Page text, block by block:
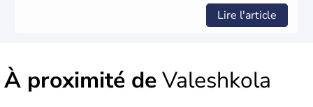
Lire l'article
À proximité deValeshkola